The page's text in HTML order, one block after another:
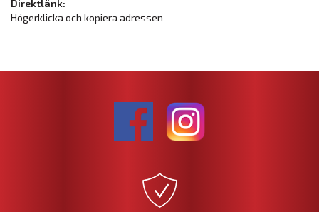
Direktlänk:
Högerklicka och kopiera adressen